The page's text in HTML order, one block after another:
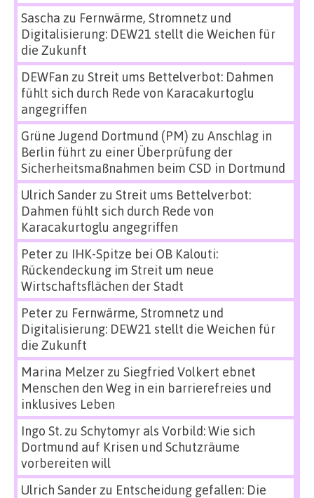
Sascha zu Fernwärme, Stromnetz und
Digitalisierung: DEW21 stellt die Weichen für
die Zukunft
DEWFan zu Streit ums Bettelverbot: Dahmen
fühlt sich durch Rede von Karacakurtoglu
angegriffen
Grüne Jugend Dortmund (PM) zu Anschlag in
Berlin führt zu einer Überprüfung der
Sicherheitsmaßnahmen beim CSD in Dortmund
Ulrich Sanderzu Streit ums Bettelverbot:
Dahmen fühlt sich durch Rede von
Karacakurtoglu angegriffen
Peterzu IHK-Spitze bei OB Kalouti:
Rückendeckung im Streit um neue
Wirtschaftsflächen der Stadt
Peterzu Fernwärme, Stromnetz und
Digitalisierung: DEW21 stellt die Weichen für
die Zukunft
Marina Melzerzu Siegfried Volkert ebnet
Menschen den Weg in ein barrierefreies und
inklusives Leben
Ingo St.zu Schytomyr als Vorbild: Wie sich
Dortmund auf Krisen und Schutzräume
vorbereiten will
Ulrich Sanderzu Entscheidung gefallen: Die